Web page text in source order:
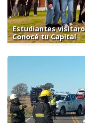
Estudiantes
Conocé tu Capital